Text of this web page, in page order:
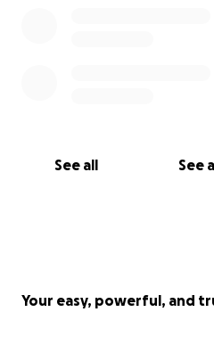
See all See
Your easy, powerful, and